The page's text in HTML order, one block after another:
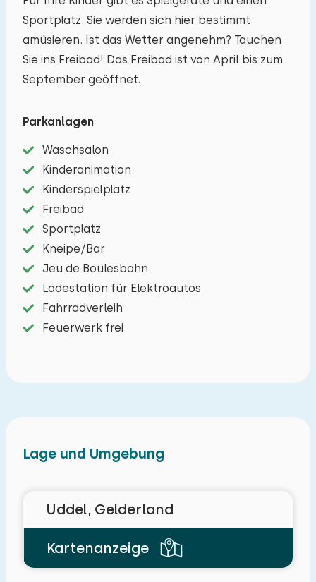
Sportplatz. Sie werden sich hier bestimmt
amüsieren. Ist das Wetter angenehm? Tauchen
Sie ins Freibad! Das Freibad ist von April bis zum
September geöffnet.
Parkanlagen
Waschsalon
Kinderanimation
Kinderspielplatz
Freibad
Sportplatz
Kneipe/Bar
Jeu de Boulesbahn
Ladestation für Elektroautos
Fahrradverleih
Feuerwerk frei
Lage und Umgebung
Uddel, Gelderland
Kartenanzeige